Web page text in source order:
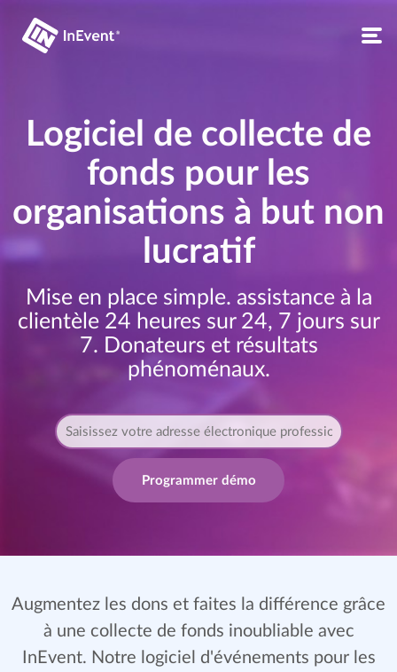
Logiciel de collecte de
fonds pour les
organisations à but non
lucratif
Mise en place simple. assistance à la
clientèle 24 heures sur 24, 7 jours sur
7. Donateurs et résultats
phénoménaux.
Programmer démo
Augmentez les dons et faites la différence grâce
à une collecte de fonds inoubliable avec
InEvent. Notre logiciel d'événements pour les